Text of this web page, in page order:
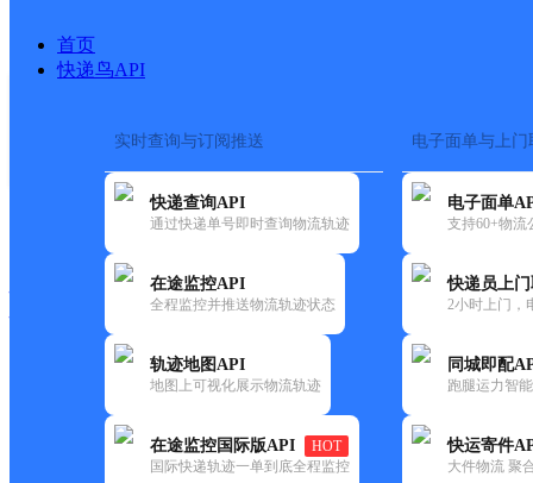
首页
快递鸟API
实时查询与订阅推送
快递查询API
通过快递单号即时查询物流轨迹
在途监控API
全程监控并推送物流轨迹状态
轨迹地图API
地图上可视化展示物流轨迹
在途监控国际版API
HOT
国际快递轨迹一单到底全程监控
电子面单与上门
电子面单
支持60+物流
快递员上
2小时上门，
同城即配
跑腿运力智
快运寄件
大件物流 聚
快运大全 快递时效
韵达
广东云浮公司罗沙分部